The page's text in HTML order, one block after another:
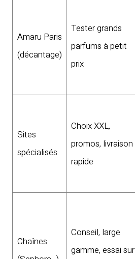
Amaru Paris
(décantage)
Tester grands
parfums à petit
prix
Sites
spécialisés
Choix XXL,
promos, livraison
rapide
Chaînes
Conseil, large
gamme, essai sur